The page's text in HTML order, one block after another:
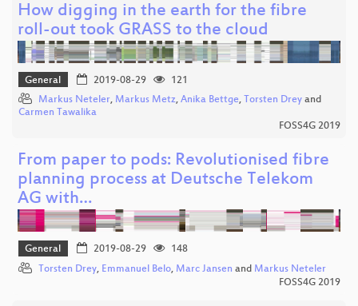
How digging in the earth for the fibre
roll-out took GRASS to the cloud
General 2019-08-29
121
Markus Neteler, Markus Metz, Anika Bettge, Torsten Drey and
Carmen Tawalika
FOSS4G 2019
From paper to pods: Revolutionised fibre
planning process at Deutsche Telekom
AG with…
General 2019-08-29
148
Torsten Drey, Emmanuel Belo, Marc Jansen and Markus Neteler
FOSS4G 2019